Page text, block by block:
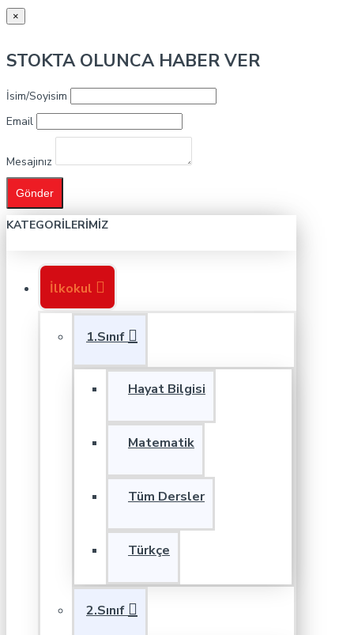
×
STOKTA OLUNCA HABER VER
İsim/Soyisim
Email
Mesajınız
Gönder
KATEGORILERIMIZ
İlkokul
1.Sınıf
Hayat Bilgisi
Matematik
Tüm Dersler
Türkçe
2.Sınıf